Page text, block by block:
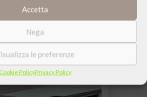
Accetta
Nega
le preferenze
Cookie PolicyPrivacy Policy